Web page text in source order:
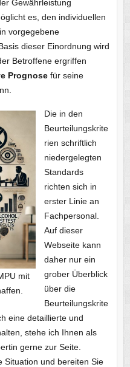
Gewährleistung
es, den individuellen
vorgegebene
dieser Einordnung wird
Betroffene ergriffen
Prognosefür seine
mit
Die in den
Beurteilungskrite
rien schriftlich
niedergelegten
Standards
richten sich in
erster Linie an
Fachpersonal.
Auf dieser
Webseite kann
daher nur ein
grober Überblick
über die
Beurteilungskrite
eine detaillierte und
stehe ich Ihnen als
gerne zur Seite.
Situation und bereiten Sie